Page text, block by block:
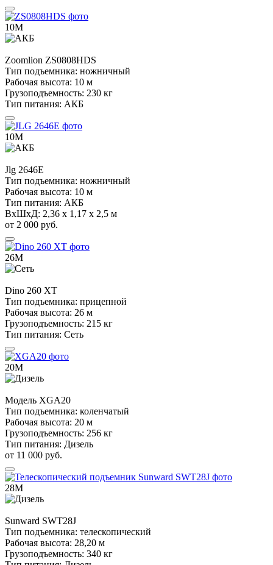
10М
Zoomlion ZS0808HDS
Тип подъемника: ножничный
Рабочая высота: 10 м
Грузоподъемность: 230 кг
Тип питания: АКБ
10М
Jlg 2646E
Тип подъемника: ножничный
Рабочая высота: 10 м
Тип питания: АКБ
ВхШхД: 2,36 х 1,17 х 2,5 м
от 2 000 руб.
26М
Dino 260 XT
Тип подъемника: прицепной
Рабочая высота: 26 м
Грузоподъемность: 215 кг
Тип питания: Сеть
20М
Модель XGA20
Тип подъемника: коленчатый
Рабочая высота: 20 м
Грузоподъемность: 256 кг
Тип питания: Дизель
от 11 000 руб.
28М
Sunward SWT28J
Тип подъемника: телескопический
Рабочая высота: 28,20 м
Грузоподъемность: 340 кг